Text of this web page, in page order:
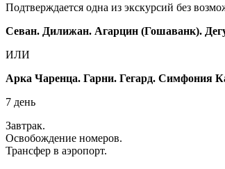
Подтверждается одна из экскурсий без
Севан. Дилижан. Агарцин (Гошаванк).
ИЛИ
Арка Чаренца. Гарни. Гегард. Симфония
7 день
Завтрак.
Освобождение номеров.
Трансфер в аэропорт.